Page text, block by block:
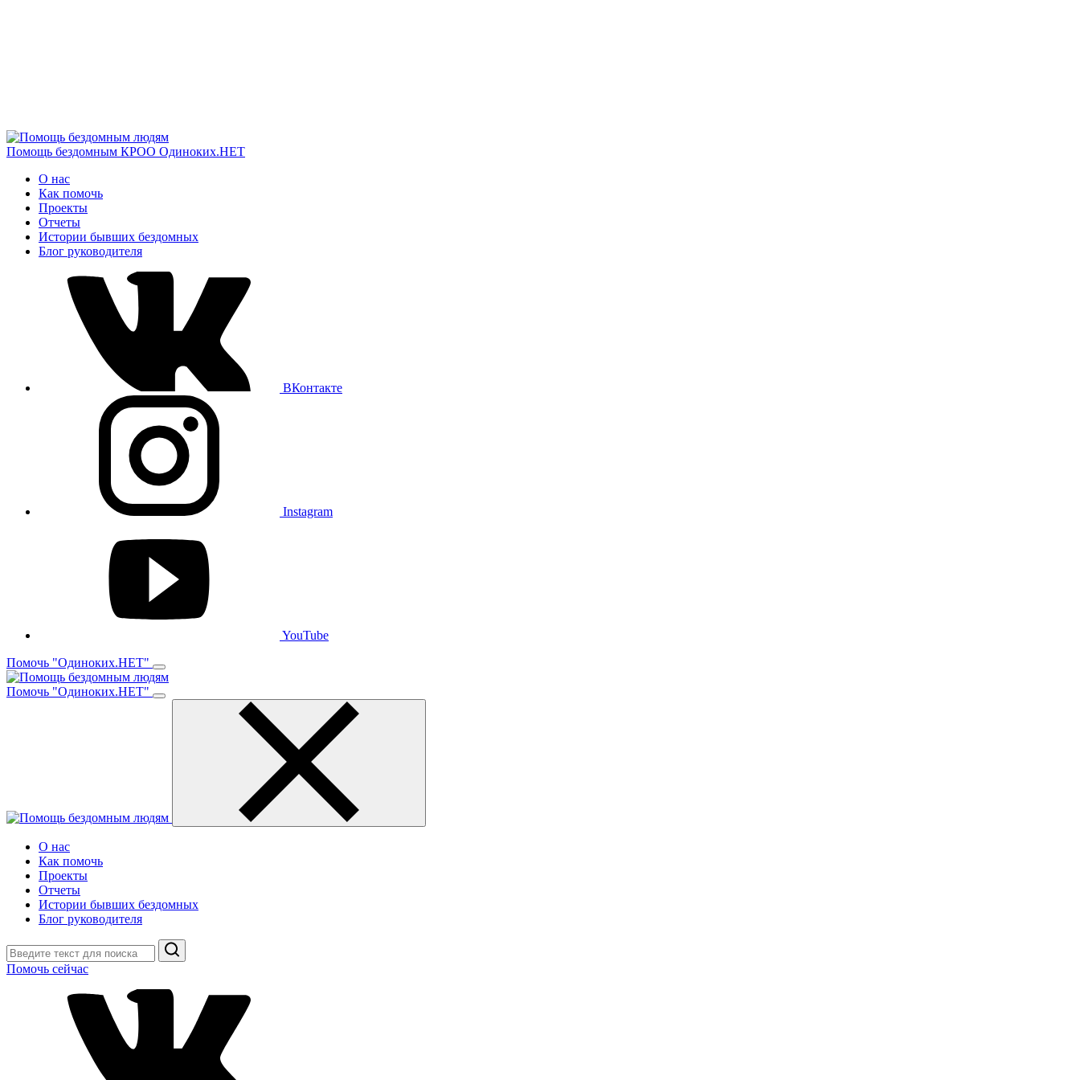
Помощь бездомным КРОО Одиноких.НЕТ
О нас
Как помочь
Проекты
Отчеты
Истории бывших бездомных
Блог руководителя
ВКонтакте
Instagram
YouTube
Помочь "Одиноких.НЕТ"
Помочь "Одиноких.НЕТ"
О нас
Как помочь
Проекты
Отчеты
Истории бывших бездомных
Блог руководителя
Поиск
Помочь сейчас